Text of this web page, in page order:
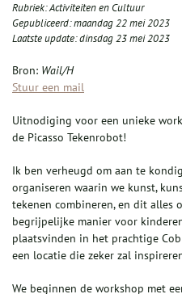
Rubriek:Activiteiten en Cultuur
Gepubliceerd:maandag 22 mei 2023
Laatste update:dinsdag 23 mei 2023
Bron: Wail/H
Stuur een mail
Uitnodiging voor een unieke
de Picasso Tekenrobot!
Ik ben verheugd om aan te
organiseren waarin we kunst,
tekenen combineren, en dit alles
begrijpelijke manier voor
plaatsvinden in het prachtige
een locatie die zeker zal
We beginnen de workshop met